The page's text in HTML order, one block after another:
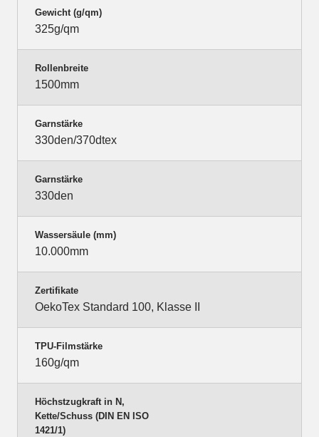
Gewicht (g/qm)
325g/qm
Rollenbreite
1500mm
Garnstärke
330den/370dtex
Garnstärke
330den
Wassersäule (mm)
10.000mm
Zertifikate
OekoTex Standard 100, Klasse II
TPU-Filmstärke
160g/qm
Höchstzugkraft in N,
Kette/Schuss (DIN EN ISO
1421/1)